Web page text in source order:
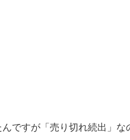
ですが「売り切れ続出」